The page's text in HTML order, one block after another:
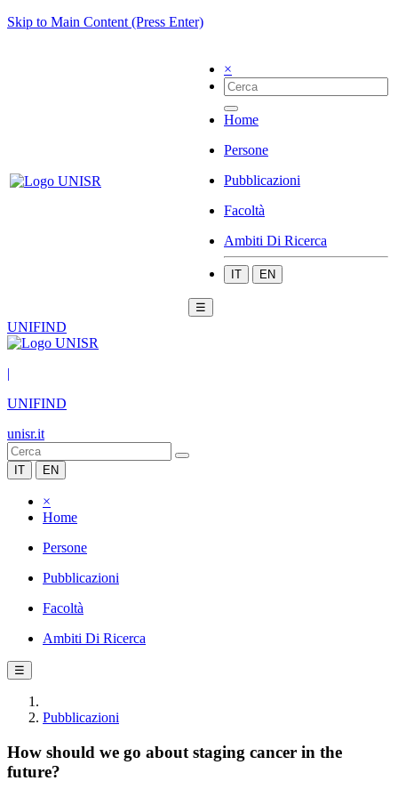
Skip to Main Content (Press Enter)
×
Home
Persone
Pubblicazioni
Facoltà
Ambiti Di Ricerca
IT EN
☰
UNIFIND
|
UNIFIND
unisr.it
IT EN
×
Home
Persone
Pubblicazioni
Facoltà
Ambiti Di Ricerca
☰
Pubblicazioni
How should we go about staging cancer in the
future?